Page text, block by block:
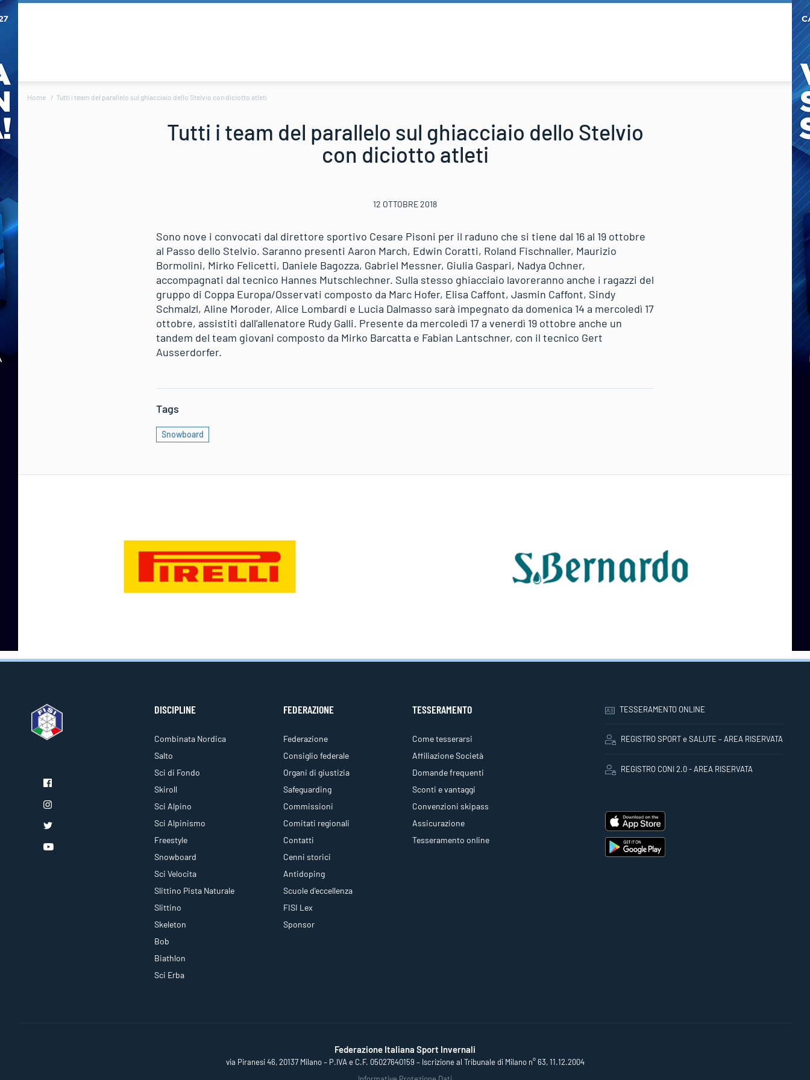
Home Tutti i team del parallelo sul ghiacciaio dello Stelvio con diciotto atleti
Tutti i team del parallelo sul ghiacciaio dello Stelvio
con diciotto atleti
12 OTTOBRE 2018
Sono nove i convocati dal direttore sportivo Cesare Pisoni per il raduno che si tiene dal 16 al 19 ottobre
al Passo dello Stelvio. Saranno presenti Aaron March, Edwin Coratti, Roland Fischnaller, Maurizio
Bormolini, Mirko Felicetti, Daniele Bagozza, Gabriel Messner, Giulia Gaspari, Nadya Ochner,
accompagnati dal tecnico Hannes Mutschlechner. Sulla stesso ghiacciaio lavoreranno anche i ragazzi del
gruppo di Coppa Europa/Osservati composto da Marc Hofer, Elisa Caffont, Jasmin Caffont, Sindy
Schmalzl, Aline Moroder, Alice Lombardi e Lucia Dalmasso sarà impegnato da domenica 14 a mercoledì 17
ottobre, assistiti dall’allenatore Rudy Galli. Presente da mercoledì 17 a venerdì 19 ottobre anche un
tandem del team giovani composto da Mirko Barcatta e Fabian Lantschner, con il tecnico Gert
Ausserdorfer.
Tags
Snowboard
DISCIPLINE
Combinata Nordica
Salto
Sci di Fondo
Skiroll
Sci Alpino
Sci Alpinismo
Freestyle
Snowboard
Sci Velocita
Slittino Pista Naturale
Slittino
Skeleton
Bob
Biathlon
Sci Erba
FEDERAZIONE
Federazione
Consiglio federale
Organi di giustizia
Safeguarding
Commissioni
Comitati regionali
Contatti
Cenni storici
Antidoping
Scuole d'eccellenza
FISI Lex
Sponsor
TESSERAMENTO
Come tesserarsi
Affiliazione Società
Domande frequenti
Sconti e vantaggi
Convenzioni skipass
Assicurazione
Tesseramento online
TESSERAMENTO ONLINE
REGISTRO SPORT e SALUTE – AREA RISERVATA
REGISTRO CONI 2.0 - AREA RISERVATA
Federazione Italiana Sport Invernali
via Piranesi 46, 20137 Milano – P.IVA e C.F. 05027640159 – Iscrizione al Tribunale di Milano n° 63, 11.12.2004